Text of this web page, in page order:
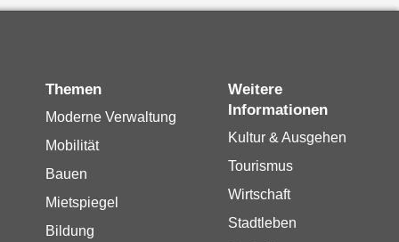
Themen
Moderne Verwaltung
Mobilität
Bauen
Mietspiegel
Bildung
Weitere
Informationen
Kultur & Ausgehen
Tourismus
Wirtschaft
Stadtleben